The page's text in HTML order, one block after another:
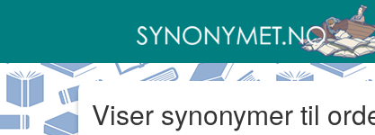
Viser synonymer til